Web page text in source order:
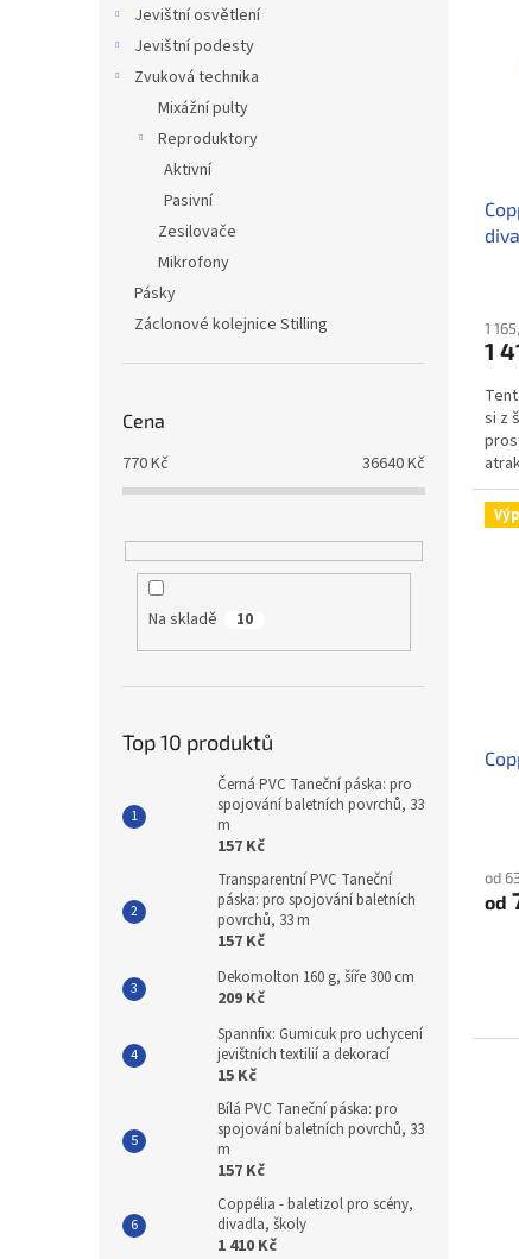
Jevištní osvětlení
Jevištní podesty
Zvuková technika
Mixážní pulty
Reproduktory
Aktivní
Pasivní
Zesilovače
Mikrofony
Pásky
Záclonové kolejnice Stilling
Cena
770Kč 36640Kč
Na skladě 10
Top 10 produktů
Černá PVC Taneční páska: pro
spojování baletních povrchů, 33
m
157 Kč
Transparentní PVC Taneční
páska: pro spojování baletních
povrchů, 33 m
157 Kč
Dekomolton 160 g, šíře 300 cm
209 Kč
Spannfix: Gumicuk pro uchycení
jevištních textilií a dekorací
15 Kč
Bílá PVC Taneční páska: pro
spojování baletních povrchů, 33
m
157 Kč
Coppélia - baletizol pro scény,
divadla, školy
1 410 Kč
1
1
si z
je
od
od